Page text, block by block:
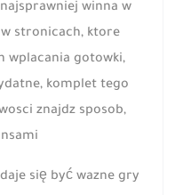
winna w
stronicach, ktore
wplacania gotowki,
komplet tego
znajdz sposob,
się być wazne gry